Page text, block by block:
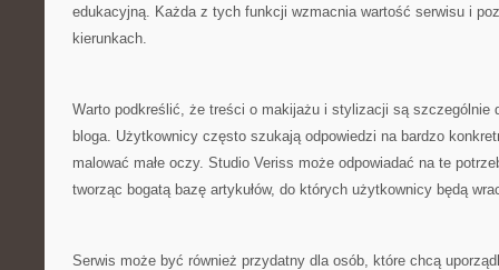
edukacyjną. Każda z tych funkcji wzmacnia wartość serwisu i
kierunkach.
Warto podkreślić, że treści o makijażu i stylizacji są szczególnie
bloga. Użytkownicy często szukają odpowiedzi na bardzo
malować małe oczy. Studio Veriss może odpowiadać na te
tworząc bogatą bazę artykułów, do których użytkownicy będą
Serwis może być również przydatny dla osób, które chcą